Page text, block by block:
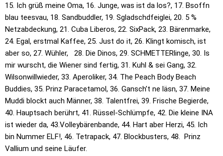
15. Ich grüß meine Oma, 16. Junge, was ist da los?, 17. Bsoffn
blau teesvau, 18. Sandbuddler, 19. Sgladschdfeiglei, 20. 5 %
Netzabdeckung, 21. Cuba Liberos, 22. SixPack, 23. Bärenmarke,
24. Egal, erstmal Kaffee, 25. Just do it, 26. Klingt komisch, ist
aber so, 27. Wühler, 28. Die Dinos, 29. SCHMETTERlinge, 30. Is
mir wurscht, die Wiener sind fertig, 31. Kuhl & sei Gang, 32.
Wilsonwillwieder, 33. Aperoliker, 34. The Peach Body Beach
Buddies, 35. Prinz Paracetamol, 36. Gansch’t ne läsn, 37. Meine
Muddi blockt auch Männer, 38. Talentfrei, 39. Frische Begierde,
40. Hauptsach berührt, 41. Rüssel-Schlümpfe, 42. Die kleine INA
ist wieder da, 43.Volleybärenbande, 44. Hart aber Herzi, 45. Ich
bin Nummer ELF!, 46. Tetrapack, 47. Blockbusters, 48. Prinz
Vallium und seine Läufer.